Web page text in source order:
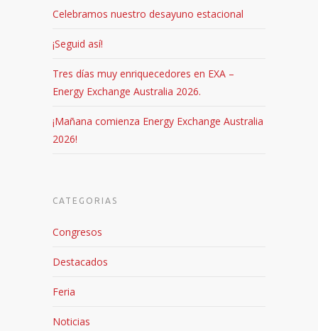
Celebramos nuestro desayuno estacional
¡Seguid así!
Tres días muy enriquecedores en EXA –
Energy Exchange Australia 2026.
¡Mañana comienza Energy Exchange Australia
2026!
CATEGORIAS
Congresos
Destacados
Feria
Noticias